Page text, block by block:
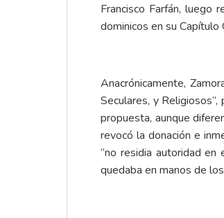
Francisco Farfán, luego
dominicos en su
Anacrónicamente,
Seculares, y
propuesta, aunque
revocó la donación e
“no residia autoridad en
quedaba en manos de